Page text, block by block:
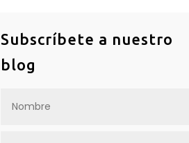
Subscríbete a nuestro
blog